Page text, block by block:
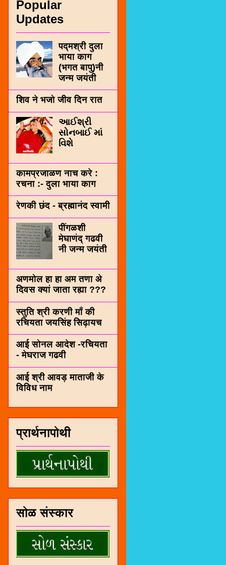
Popular
Updates
पद्मश्री दुला
भाया काग
(भगत बापु)नी
जन्म जयंती
शिव ने भजो जीव दिन रात
આઈશ્રી
સોનબાઈ માં
વિશે
कामप्रजाळण नाच करे :
रचना :- दुला भाया काग
रेणकी छंद - ब्रह्मानंद स्वामी
पींगळशी
मेघाणंद् गढवी
नी जन्म जयंती
अणमोल हा हा अम तणा अे
दिवस क्यां जाता रह्या ???
स्तुति श्री करणी माँ की
रचियता जयसिंह सिढ़ायच
आई सोनल आदेश -रचियता
- मेघराज गढवी
आई श्री आवड़ माताजी के
विविध नाम
प्रार्थनापोथी
सोळ संस्कार